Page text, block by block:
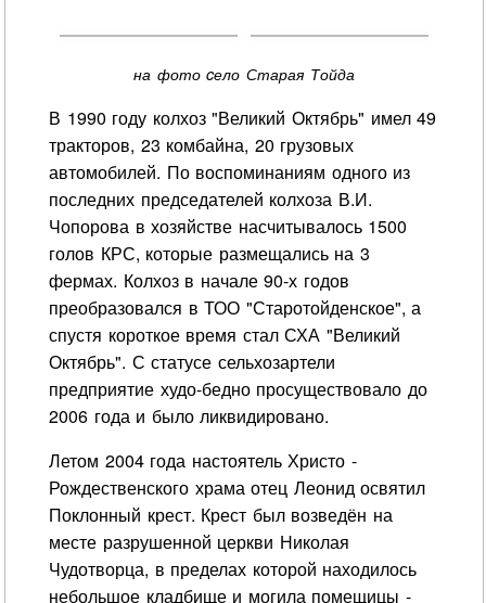
на фото cело Старая Тойда
В 1990 году колхоз "Великий Октябрь" имел 49
тракторов, 23 комбайна, 20 грузовых
автомобилей. По воспоминаниям одного из
последних председателей колхоза В.И.
Чопорова в хозяйстве насчитывалось 1500
голов КРС, которые размещались на 3
фермах. Колхоз в начале 90-х годов
преобразовался в ТОО "Старотойденское", а
спустя короткое время стал СХА "Великий
Октябрь". С статусе сельхозартели
предприятие худо-бедно просуществовало до
2006 года и было ликвидировано.
Летом 2004 года настоятель Христо -
Рождественского храма отец Леонид освятил
Поклонный крест. Крест был возведён на
месте разрушенной церкви Николая
Чудотворца, в пределах которой находилось
небольшое кладбище и могила помещицы -